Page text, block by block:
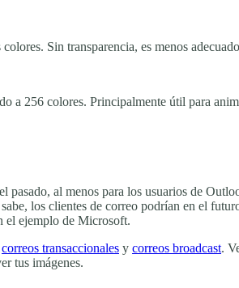
Sin transparencia, es menos
a 256 colores. Principalmente útil para
pasado, al menos para los usuarios de
los clientes de correo podrían en el
el ejemplo de Microsoft.
correos transaccionales y correos broadcast.
tus imágenes.